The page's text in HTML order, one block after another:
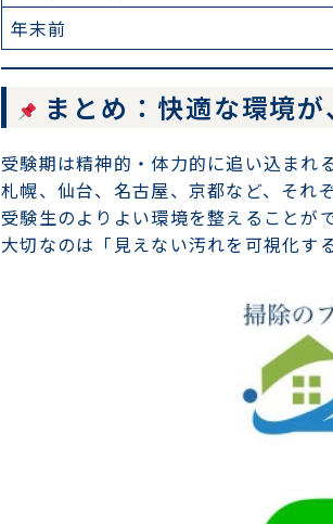
年末前
まとめ：快適な環境
受験期は精神的・体力的に追い込まれ
札幌、仙台、名古屋、京都など、それ
受験生のよりよい環境を整えることがで
大切なのは「見えない汚れを可視化す